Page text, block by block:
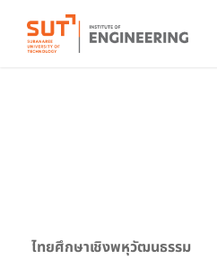
ไทยศึกษาเชิงพหุวัฒนธรรม